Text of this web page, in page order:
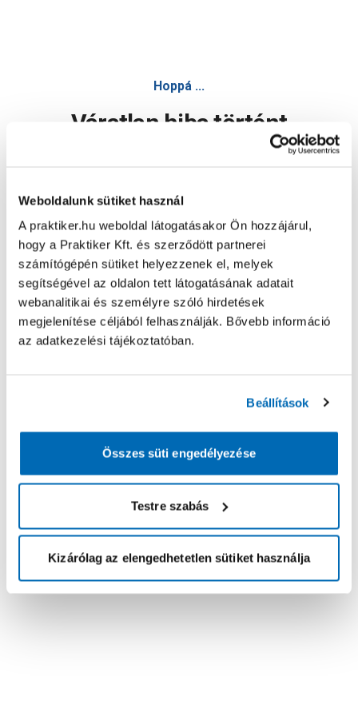
Weboldalunk sütiket használ
A praktiker.hu weboldal látogatásakor Ön hozzájárul,
hogy a Praktiker Kft. és szerződött partnerei
számítógépén sütiket helyezzenek el, melyek
segítségével az oldalon tett látogatásának adatait
webanalitikai és személyre szóló hirdetések
megjelenítése céljából felhasználják. Bővebb információ
az adatkezelési tájékoztatóban.
Beállítások
Összes süti engedélyezése
Testre szabás
Kizárólag az elengedhetetlen sütiket használja
Hoppá ...
Váratlan hiba történt
Oldal újratöltése